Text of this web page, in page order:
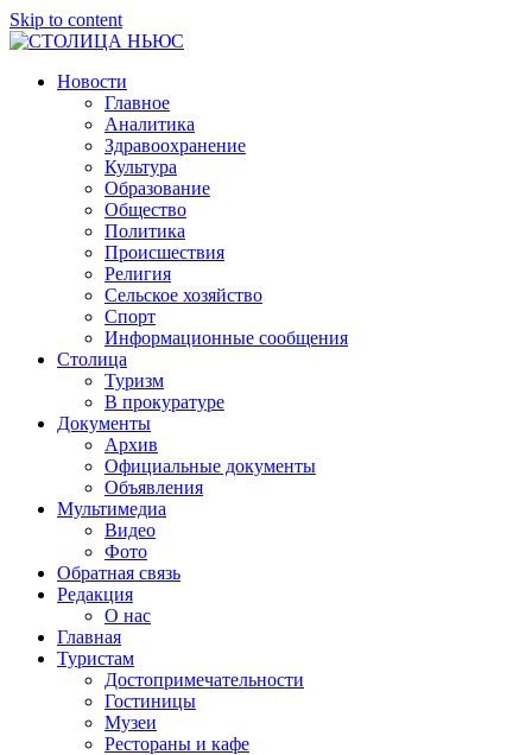
Skip to content
СТОЛИЦА
ГРОЗНЕНСКАЯ
ГОРОДСКАЯ
ОБЩЕСТВЕННО-
ПОЛИТИЧЕСКАЯ
Новости
Главное
Аналитика
Здравоохранение
Культура
Образование
Общество
Политика
Происшествия
Религия
Сельское хозяйство
Спорт
Информационные сообщения
Столица
Туризм
В прокуратуре
Документы
Архив
Официальные документы
Объявления
Мультимедиа
Видео
Фото
Обратная связь
Редакция
О нас
Главная
Туристам
Достопримечательности
Гостиницы
Музеи
Рестораны и кафе